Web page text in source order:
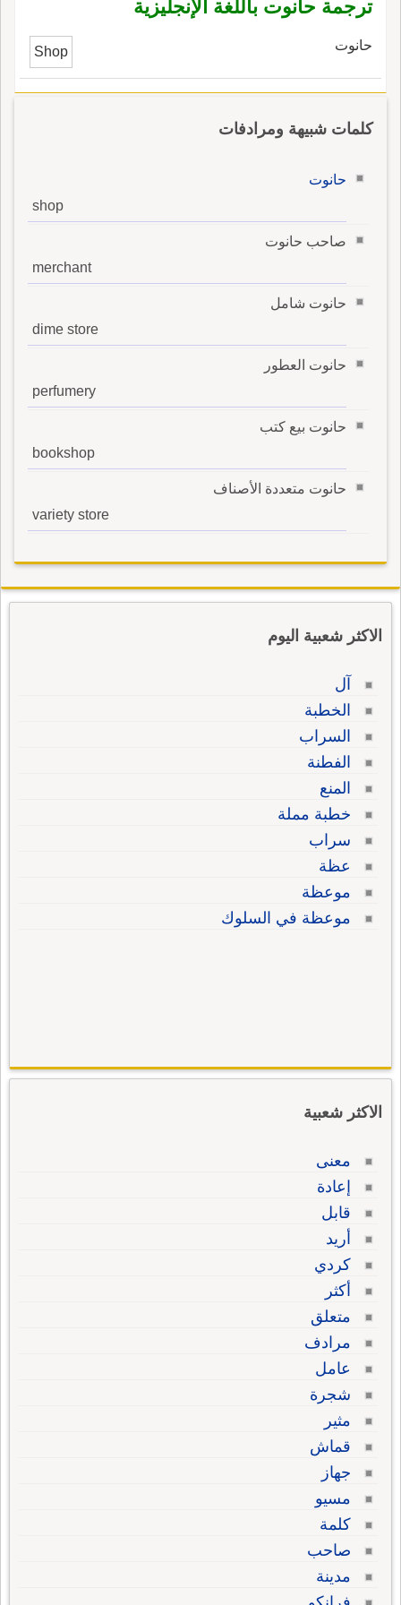
قلبه لك فإنه سيظهر لك ما يخفي قلبُه على مرِّ
الزمان؛ وقيل: قَبْل قوله إذا كان في صدر ابن عمك
ترجمة حانوت باللغة الإنجليزية
حانوت Shop
كلمات شبيهة ومرادفات
حانوت
shop
صاحب حانوت
merchant
حانوت شامل
dime store
حانوت العطور
perfumery
حانوت بيع كتب
bookshop
حانوت متعددة الأصناف
variety store
الاكثر شعبية اليوم
آل
الخطبة
السراب
الفطنة
المنع
خطبة مملة
سراب
عظة
موعظة
موعظة في السلوك
الاكثر شعبية
معنى
إعادة
قابل
أريد
كردي
أكثر
متعلق
مرادف
عامل
شجرة
مثير
قماش
جهاز
مسيو
كلمة
صاحب
مدينة